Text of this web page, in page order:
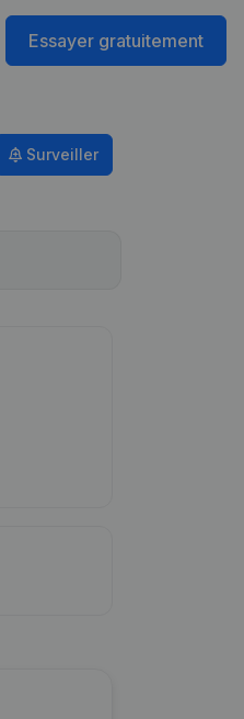
Essayer gratuitement
Surveiller